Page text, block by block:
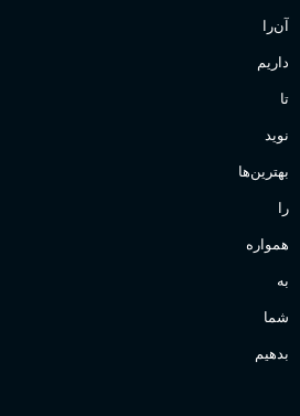
آن‌را
داریم
تا
نوید
بهترین‌ها
را
همواره
به
شما
بدهیم